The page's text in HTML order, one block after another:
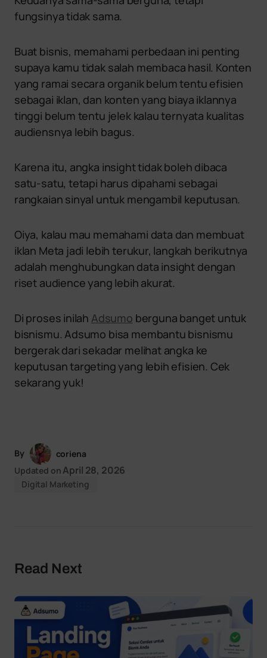
fungsinya tidak sama.
Buat bisnis, memahami perbedaan ini penting
supaya kamu tidak salah membaca hasil. Konten
yang ramai secara organik belum tentu efisien
sebagai iklan, dan konten yang biaya iklannya
tinggi belum tentu jelek kalau ternyata kualitas
audiensnya lebih bagus.
Karena itu, angka insight tidak boleh dibaca
satu-satu, tetapi harus dipahami sebagai
rangkaian sinyal untuk mengambil keputusan.
Oiya, kalau mau memahami data dan membuat
iklan Meta jadi lebih terukur, langkah berikutnya
adalah menghubungkan data insight dengan
riset audience yang lebih akurat.
Di proses inilah Adsumo berguna banget untuk
bisnismu. Adsumo bisa membantu bisnismu
bergerak dari sekadar melihat angka ke
keputusan targeting yang lebih efisien. Cek
sekarang yuk!
By
coriena
Updated on April 28, 2026
Digital Marketing
Read Next